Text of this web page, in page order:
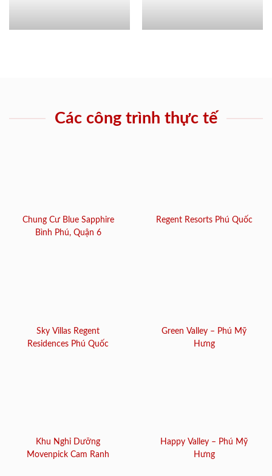
Các công trình thực tế
Chung Cư Blue Sapphire
Bình Phú, Quận 6
Regent Resorts Phú Quốc
Sky Villas Regent
Residences Phú Quốc
Green Valley – Phú Mỹ
Hưng
Khu Nghỉ Dưỡng
Movenpick Cam Ranh
Happy Valley – Phú Mỹ
Hưng